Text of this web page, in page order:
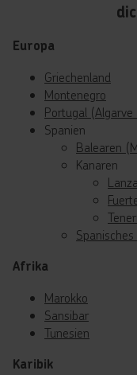
Europa
Griechenland
Montenegro
Portugal
Spanien
Balearen
Kanaren
Afrika
Marokko
Sansibar
Tunesien
Karibik